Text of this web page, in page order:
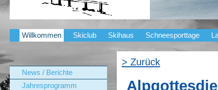
Willkommen Skiclub Skihaus Schneesporttage
News / Berichte
Jahresprogramm
> Zurück